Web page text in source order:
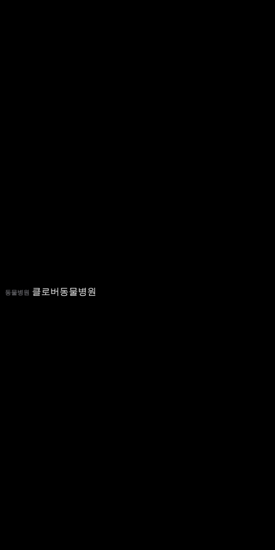
동물병원 클로버동물병원